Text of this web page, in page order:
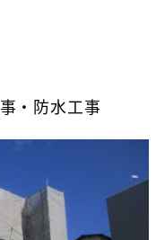
・防水工事